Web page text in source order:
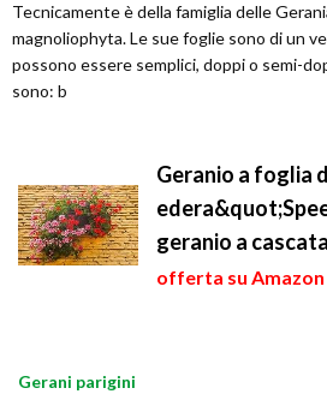
Tecnicamente è della famiglia delle
magnoliophyta. Le sue foglie sono di un
possono essere semplici, doppi o semi-
sono: b
Geranio a foglia
geranio a
offerta su Amazon
Gerani parigini